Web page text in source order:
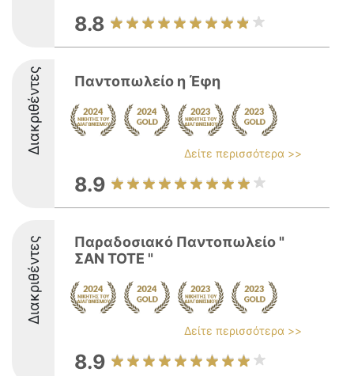
8.8
Διακριθέντες Παντοπωλείο η Έφη
Δείτε περισσότερα >>
8.9
Διακριθέντες
Παραδοσιακό Παντοπωλείο "
ΣΑΝ ΤΟΤΕ "
Δείτε περισσότερα >>
8.9